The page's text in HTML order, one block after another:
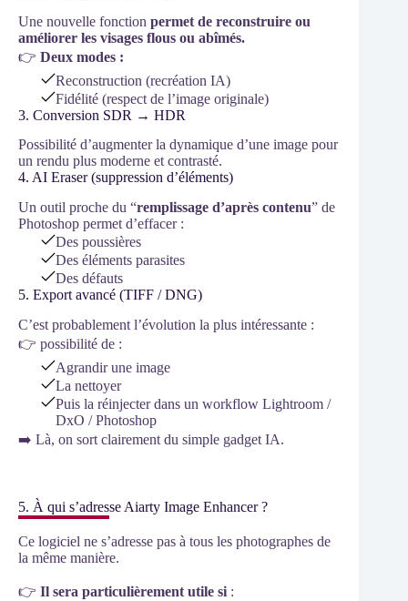
Une nouvelle fonction permet de reconstruire ou
améliorer les visages flous ou abîmés.
👉 Deux modes :
Reconstruction (recréation IA)
Fidélité (respect de l’image originale)
3. Conversion SDR → HDR
Possibilité d’augmenter la dynamique d’une image pour
un rendu plus moderne et contrasté.
4. AI Eraser (suppression d’éléments)
Un outil proche du “remplissage d’après contenu” de
Photoshop permet d’effacer :
Des poussières
Des éléments parasites
Des défauts
5. Export avancé (TIFF / DNG)
C’est probablement l’évolution la plus intéressante :
👉 possibilité de :
Agrandir une image
La nettoyer
Puis la réinjecter dans un workflow Lightroom /
DxO / Photoshop
➡️ Là, on sort clairement du simple gadget IA.
5. À qui s’adresse Aiarty Image Enhancer ?
Ce logiciel ne s’adresse pas à tous les photographes de
la même manière.
👉 Il sera particulièrement utile si :